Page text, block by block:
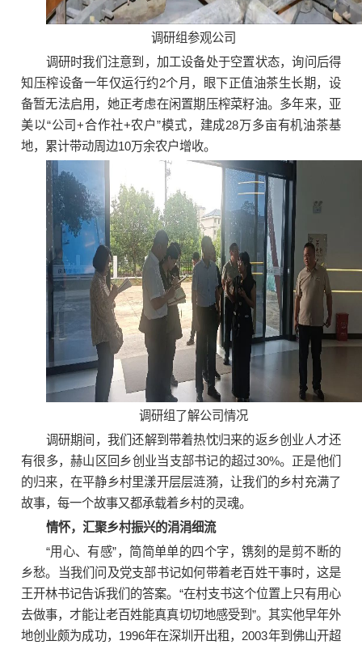
调研组参观公司
调研时我们注意到，加工设备处于空置状态，询问后得
知压榨设备一年仅运行约2个月，眼下正值油茶生长期，设
备暂无法启用，她正考虑在闲置期压榨菜籽油。多年来，亚
美以“公司+合作社+农户”模式，建成28万多亩有机油茶基
地，累计带动周边10万余农户增收。
调研组了解公司情况
调研期间，我们还解到带着热忱归来的返乡创业人才还
有很多，赫山区回乡创业当支部书记的超过30%。正是他们
的归来，在平静乡村里漾开层层涟漪，让我们的乡村充满了
故事，每一个故事又都承载着乡村的灵魂。
情怀，汇聚乡村振兴的涓涓细流
“用心、有感”，简简单单的四个字，镌刻的是剪不断的
乡愁。当我们问及党支部书记如何带着老百姓干事时，这是
王开林书记告诉我们的答案。“在村支书这个位置上只有用心
去做事，才能让老百姓能真真切切地感受到”。其实他早年外
地创业颇为成功，1996年在深圳开出租，2003年到佛山开超